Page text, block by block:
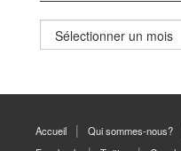
Archives
magazine
Accueil Qui sommes-nous?